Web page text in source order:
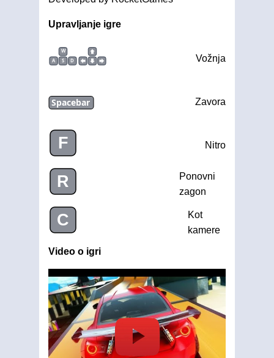
Upravljanje igre
W
A
S D Vožnja
Spacebar Zavora
F Nitro
R
Ponovni
zagon
C
Kot
kamere
Video o igri